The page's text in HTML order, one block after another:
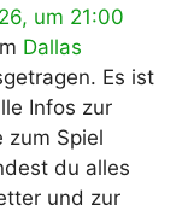
um 21:00
Dallas
Es ist
Infos zur
zum Spiel
du alles
und zur